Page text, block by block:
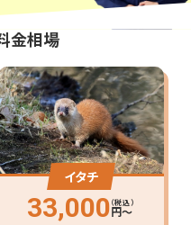
金相場
イタチ
33,000（税込）
円〜